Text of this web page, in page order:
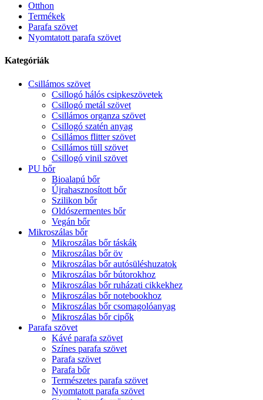
Otthon
Termékek
Parafa szövet
Nyomtatott parafa szövet
Kategóriák
Csillámos szövet
Csillogó hálós csipkeszövetek
Csillogó metál szövet
Csillámos organza szövet
Csillogó szatén anyag
Csillámos flitter szövet
Csillámos tüll szövet
Csillogó vinil szövet
PU bőr
Bioalapú bőr
Újrahasznosított bőr
Szilikon bőr
Oldószermentes bőr
Vegán bőr
Mikroszálas bőr
Mikroszálas bőr táskák
Mikroszálas bőr öv
Mikroszálas bőr autósüléshuzatok
Mikroszálas bőr bútorokhoz
Mikroszálas bőr ruházati cikkekhez
Mikroszálas bőr notebookhoz
Mikroszálas bőr csomagolóanyag
Mikroszálas bőr cipők
Parafa szövet
Kávé parafa szövet
Színes parafa szövet
Parafa szövet
Parafa bőr
Természetes parafa szövet
Nyomtatott parafa szövet